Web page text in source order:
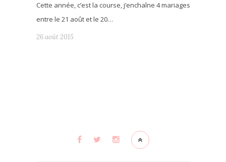
Cette année, c’est la course, j’enchaîne 4 mariages
entre le 21 août et le 20…
26 août 2015